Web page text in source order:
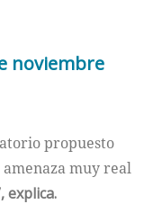
noviembre
propuesto
muy real
explica.